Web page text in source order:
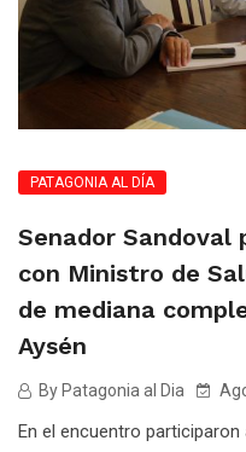
PATAGONIA AL DÍA
Senador Sandoval
con Ministro de
de mediana
Aysén
By Patagonia al Dia
En el encuentro